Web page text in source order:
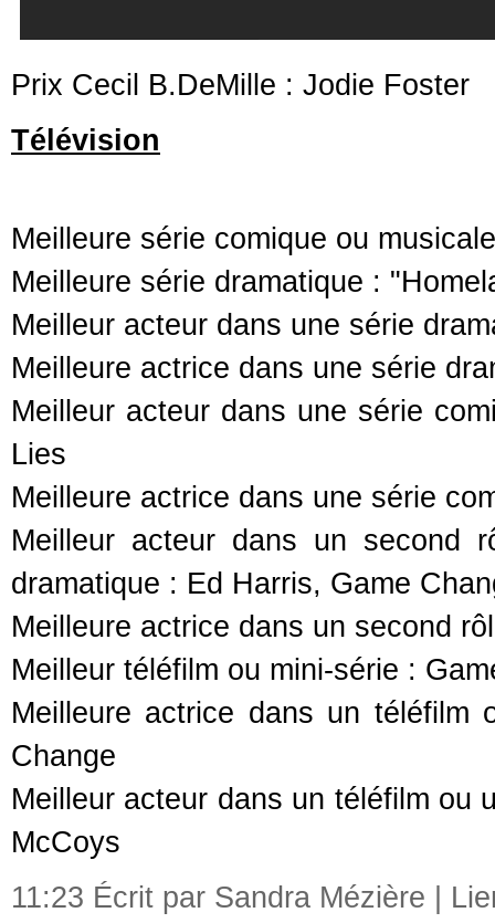
Prix Cecil B.DeMille : Jodie Foster
Télévision
Meilleure série comique ou
Meilleure série dramatique :
Meilleur acteur dans une série
Meilleure actrice dans une série
Meilleur acteur dans une série
Lies
Meilleure actrice dans une série
Meilleur acteur dans un second
dramatique : Ed Harris, Game
Meilleure actrice dans un second
Meilleur téléfilm ou mini-série :
Meilleure actrice dans un téléfilm
Change
Meilleur acteur dans un téléfilm ou
McCoys
11:23 Écrit par Sandra Mézière |